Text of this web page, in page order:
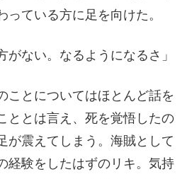
っている方に足を向けた。
がない。なるようになるさ」
ことについてはほとんど話を
ととは言え、死を覚悟したの
が震えてしまう。海賊として
経験をしたはずのリキ。気持